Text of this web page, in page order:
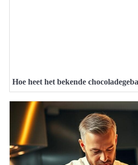
Hoe heet het bekende